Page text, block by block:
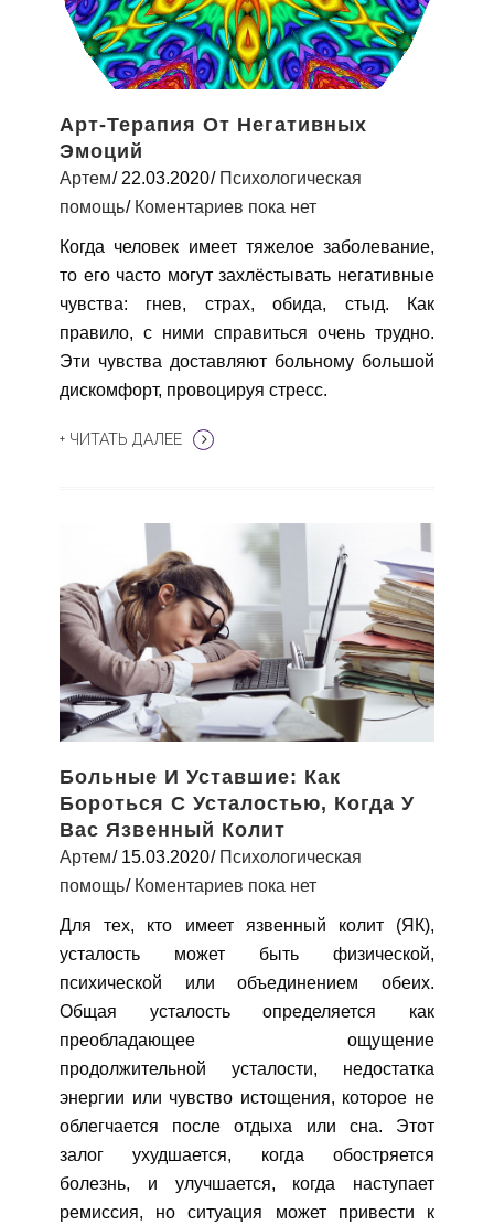
Арт-Терапия От Негативных
Эмоций
Артем 22.03.2020
Психологическая
помощь
Коментариев пока нет
Когда человек имеет тяжелое заболевание,
то его часто могут захлёстывать негативные
чувства: гнев, страх, обида, стыд. Как
правило, с ними справиться очень трудно.
Эти чувства доставляют больному большой
дискомфорт, провоцируя стресс.
+ ЧИТАТЬ ДАЛЕЕ
Больные И Уставшие: Как
Бороться С Усталостью, Когда У
Вас Язвенный Колит
Артем 15.03.2020
Психологическая
помощь
Коментариев пока нет
Для тех, кто имеет язвенный колит (ЯК),
усталость может быть физической,
психической или объединением обеих.
Общая усталость определяется как
преобладающее ощущение
продолжительной усталости, недостатка
энергии или чувство истощения, которое не
облегчается после отдыха или сна. Этот
залог ухудшается, когда обостряется
болезнь, и улучшается, когда наступает
ремиссия, но ситуация может привести к